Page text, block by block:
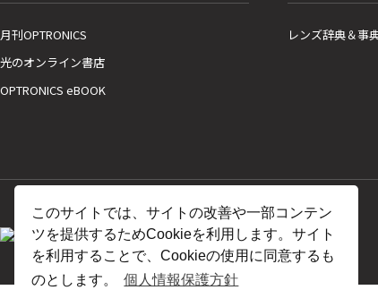
このサイトでは、サイトの改善や一部コンテン
ツを提供するためCookieを利用します。サイト
を利用することで、Cookieの使用に同意するも
のとします。
個人情報保護方針
月刊OPTRONICS
光のオンライン書店
OPTRONICS eBOOK
レンズ辞典＆事